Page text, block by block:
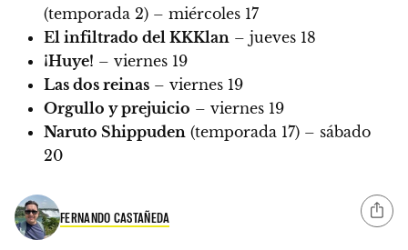
(temporada 2) – miércoles 17
El infiltrado del KKKlan – jueves 18
¡Huye! – viernes 19
Las dos reinas – viernes 19
Orgullo y prejuicio – viernes 19
Naruto Shippuden (temporada 17) – sábado
20
FERNANDO CASTAÑEDA